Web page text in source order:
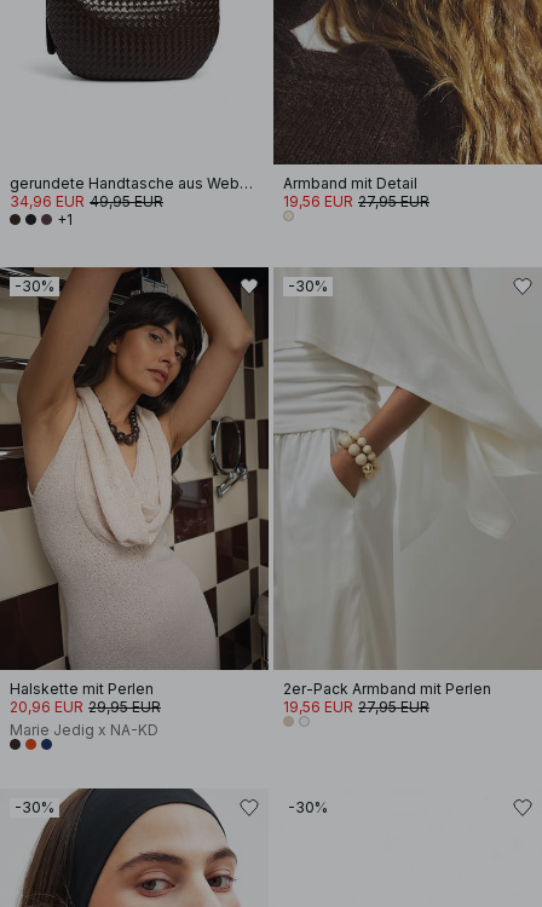
gerundete Handtasche aus Webmaterial
34,96 EUR 49,95 EUR
+1
Armband mit Detail
19,56 EUR 27,95 EUR
-30%
Halskette mit Perlen
20,96 EUR 29,95 EUR
Marie Jedig x NA-KD
-30%
2er-Pack Armband mit Perlen
19,56 EUR 27,95 EUR
-30% -30%